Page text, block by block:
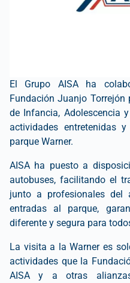
El Grupo AISA ha
Fundación Juanjo Torrejón
de Infancia, Adolescencia
actividades entretenidas
parque Warner.
AISA ha puesto a
autobuses, facilitando el
junto a profesionales del
entradas al parque,
diferente y segura para
La visita a la Warner es
actividades que la
AISA y a otras